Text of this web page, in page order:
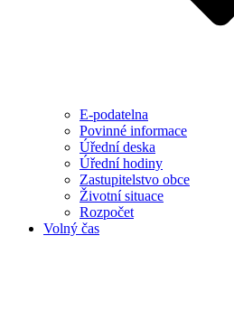
E-podatelna
Povinné informace
Úřední deska
Úřední hodiny
Zastupitelstvo obce
Životní situace
Rozpočet
Volný čas